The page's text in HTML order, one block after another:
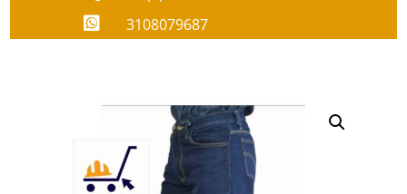
 3108079687